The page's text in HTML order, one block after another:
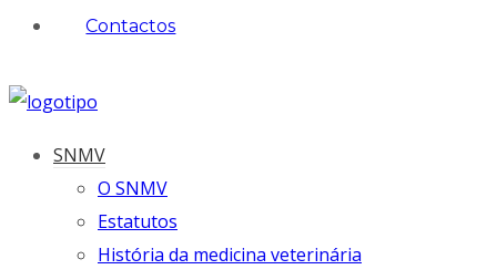
Contactos
SNMV
O SNMV
Estatutos
História da medicina veterinária